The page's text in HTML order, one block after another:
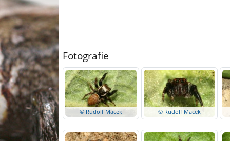
Fotografie
© Rudolf Macek © Rudolf Macek